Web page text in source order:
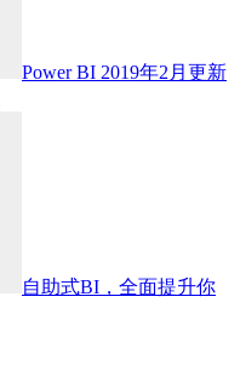
Power BI 2019年2月更新
自助式BI，全面提升你